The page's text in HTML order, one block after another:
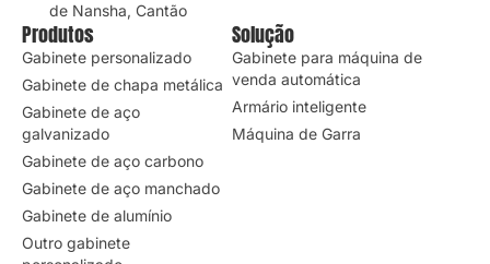
de Nansha, Cantão
Produtos
Gabinete personalizado
Gabinete de chapa metálica
Gabinete de aço
galvanizado
Gabinete de aço carbono
Gabinete de aço manchado
Gabinete de alumínio
Outro gabinete
Solução
Gabinete para máquina de
venda automática
Armário inteligente
Máquina de Garra